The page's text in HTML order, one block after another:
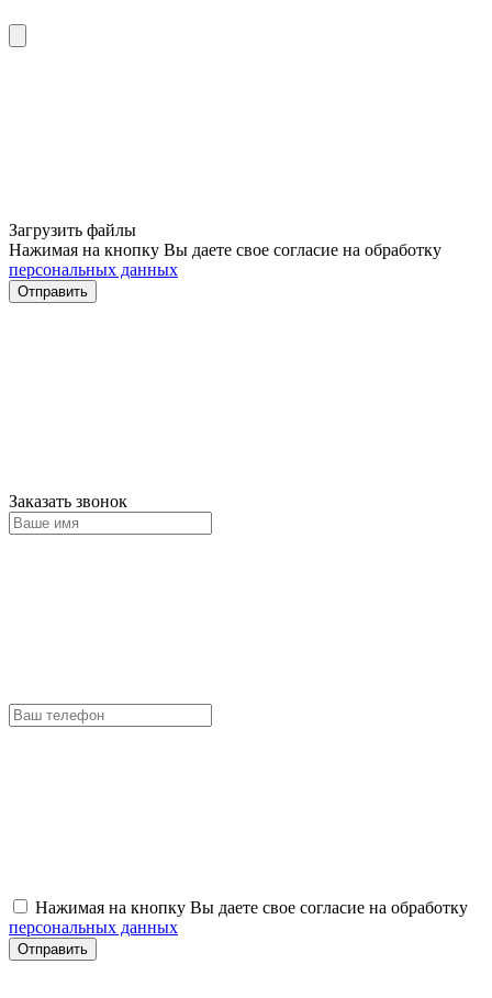
Загрузить файлы
Нажимая на кнопку Вы даете свое согласие на обработку
персональных данных
Отправить
Заказать звонок
Нажимая на кнопку Вы даете свое согласие на обработку
персональных данных
Отправить